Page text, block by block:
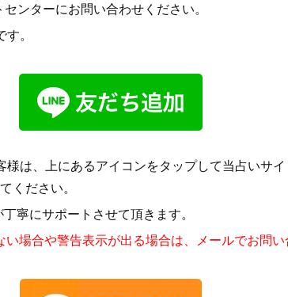
ンターにお問い合わせください。
。
様は、上にあるアイコンをタップして当占いサ
ください。
寧にサポートさせて頂きます。
場合や警告表示が出る場合は、メールでお問